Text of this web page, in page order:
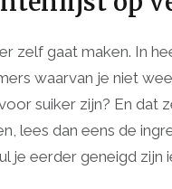
zelf gaat maken. In
waarvan je niet
suiker zijn? En dat
lees dan eens de
je eerder geneigd zijn